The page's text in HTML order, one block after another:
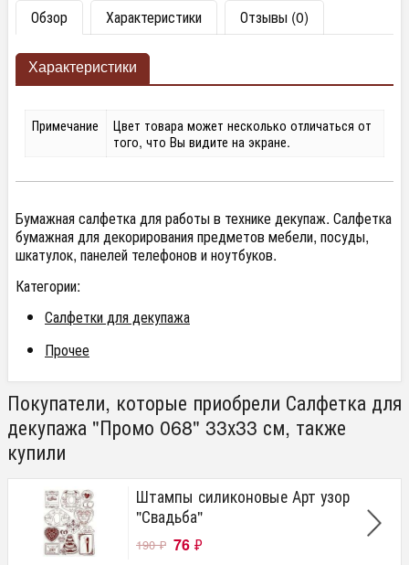
Обзор Характеристики Отзывы (0)
Характеристики
Примечание
Цвет товара может несколько отличаться от
того, что Вы видите на экране.
Бумажная салфетка для работы в технике декупаж. Салфетка
бумажная для декорирования предметов мебели, посуды,
шкатулок, панелей телефонов и ноутбуков.
Категории:
Салфетки для декупажа
Прочее
Покупатели, которые приобрели Салфетка для
декупажа "Промо 068" 33х33 см, также
купили
Штампы силиконовые Арт узор
"Свадьба"
190₽ 76 ₽